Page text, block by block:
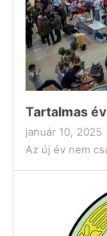
Tartalmas
január 10, 2025
Az új év nem